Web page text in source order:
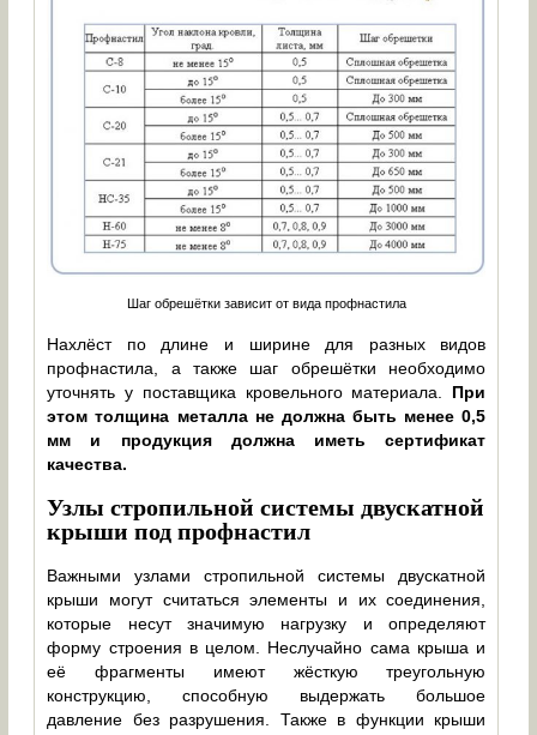
Шаг обрешётки зависит от вида профнастила
Нахлёст по длине и ширине для разных видов
профнастила, а также шаг обрешётки необходимо
уточнять у поставщика кровельного материала. При
этом толщина металла не должна быть менее 0,5
мм и продукция должна иметь сертификат
качества.
Узлы стропильной системы двускатной
крыши под профнастил
Важными узлами стропильной системы двускатной
крыши могут считаться элементы и их соединения,
которые несут значимую нагрузку и определяют
форму строения в целом. Неслучайно сама крыша и
её фрагменты имеют жёсткую треугольную
конструкцию, способную выдержать большое
давление без разрушения. Также в функции крыши